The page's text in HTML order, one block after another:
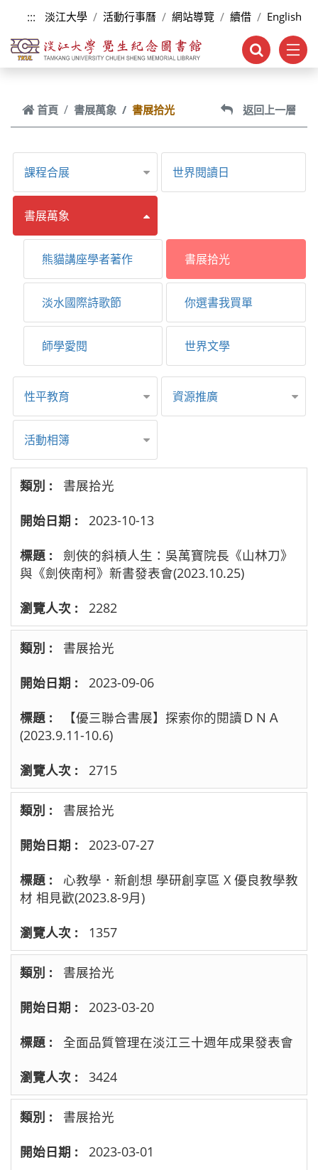
跳到主要內容
::: 淡江大學 活動行事曆 網站導覽 續借 English
首頁 書展萬象 書展拾光 返回上一層
課程合展 世界閱讀日
書展萬象
熊貓講座學者著作 書展拾光
淡水國際詩歌節 你選書我買單
師學愛閱 世界文學
性平教育 資源推廣
活動相簿
書展拾光
2023-10-13
劍俠的斜槓人生：吳萬寶院長《山林刀》
與《劍俠南柯》新書發表會(2023.10.25)
2282
書展拾光
2023-09-06
【優三聯合書展】探索你的閱讀ＤＮＡ
(2023.9.11-10.6)
2715
書展拾光
2023-07-27
心教學．新創想 學研創享區 X 優良教學教
材 相見歡(2023.8-9月)
1357
書展拾光
2023-03-20
全面品質管理在淡江三十週年成果發表會
3424
書展拾光
2023-03-01